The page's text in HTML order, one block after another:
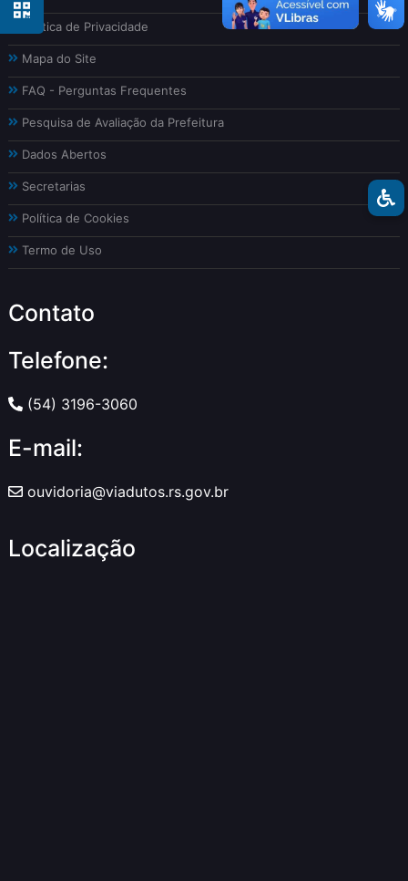
Política de Privacidade
Mapa do Site
FAQ - Perguntas Frequentes
Pesquisa de Avaliação da Prefeitura
Dados Abertos
Secretarias
Política de Cookies
Termo de Uso
Contato
Telefone:
(54) 3196-3060
E-mail:
ouvidoria@viadutos.rs.gov.br
Localização